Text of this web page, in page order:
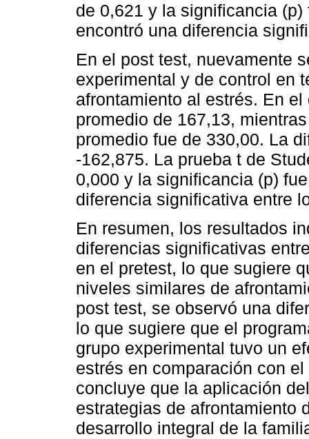
de 0,621 y la significancia
encontró una diferencia
En el post test, nuevamente
experimental y de control en
afrontamiento al estrés. En
promedio de 167,13,
promedio fue de 330,00. La
-162,875. La prueba t de
0,000 y la significancia (p)
diferencia significativa entre
En resumen, los resultados
diferencias significativas
en el pretest, lo que sugiere
niveles similares de
post test, se observó una
lo que sugiere que el
grupo experimental tuvo un
estrés en comparación con
concluye que la aplicación
estrategias de afrontamiento
desarrollo integral de la